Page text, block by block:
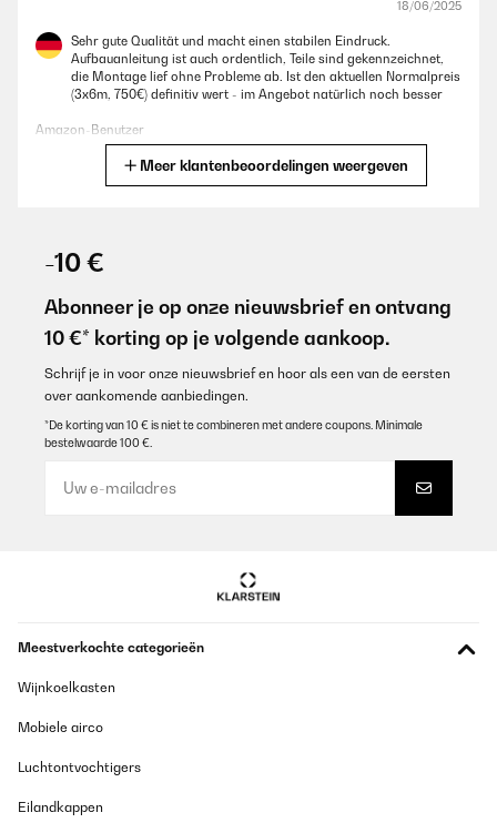
18/06/2025
Sehr gute Qualität und macht einen stabilen Eindruck.
Aufbauanleitung ist auch ordentlich, Teile sind gekennzeichnet,
die Montage lief ohne Probleme ab. Ist den aktuellen Normalpreis
(3x6m, 750€) definitiv wert - im Angebot natürlich noch besser
Amazon-Benutzer
Aufbauanleitung ist auch ordentlich, Teile sind gekennzeichnet,
die Montage lief ohne Probleme ab.Ist den aktuellen Normalpreis
(3x6m, 750€) definitiv wert - im Angebot natürlich noch besser
Amazon-Benutzer
Vertaal
GECONTROLEERDE BEOORDELING
01/06/2025
très bon produit
Utilisateur d'Amazon
Vertaal
Meer klantenbeoordelingen weergeven
-10 €
Abonneer je op onze nieuwsbrief en ontvang
10 €* korting op je volgende aankoop.
Schrijf je in voor onze nieuwsbrief en hoor als een van de eersten
over aankomende aanbiedingen.
*De korting van 10 € is niet te combineren met andere coupons. Minimale
bestelwaarde 100 €.
Meestverkochte categorieën
Wijnkoelkasten
Mobiele airco
Luchtontvochtigers
Eilandkappen